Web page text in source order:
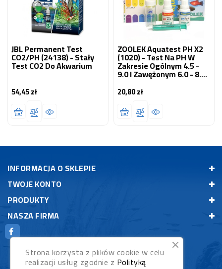
JBL Permanent Test
CO2/PH (24138) - Stały
Test CO2 Do Akwarium
54,45 złCena
ZOOLEK Aquatest PH X2
(1020) - Test Na PH W
Zakresie Ogólnym 4.5 -
9.0 I Zawężonym 6.0 - 8.0
Do Akwarium
Słodkowodnego 1 Szt.
20,80 złCena
INFORMACJA O SKLEPIE
TWOJE KONTO
PRODUKTY
NASZA FIRMA
Strona korzysta z plików cookie w celu
realizacji usług zgodnie z Polityką